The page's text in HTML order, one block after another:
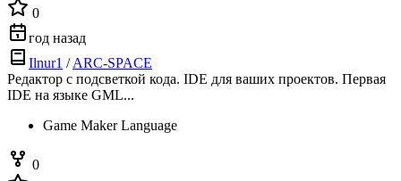
0
год назад
Ilnur1 /ARC-SPACE
Редактор с подсветкой кода. IDE для ваших проектов. Первая
IDE на языке GML...
Game Maker Language
0